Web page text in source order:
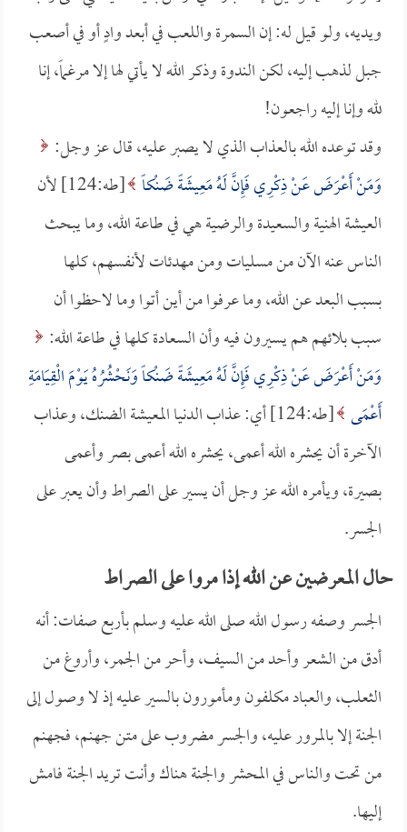
ويديه، ولو قيل له: إن السمرة واللعب في أبعد وادٍ أو في أصعب
جبل لذهب إليه، لكن الندوة وذكر الله لا يأتي لها إلا مرغماً، إنا
لله وإنا إليه راجعون!
وقد توعده الله بالعذاب الذي لا يصبر عليه، قال عز وجل:
وَمَنْ أَعْرَضَ عَنْ ذِكْرِي فَإِنَّ لَهُ مَعِيشَةً ضَنْكاً
[طه:124] لأن
العيشة الهنية والسعيدة والرضية هي في طاعة الله، وما يبحث
الناس عنه الآن من مسليات ومن مهدئات لأنفسهم، كلها
بسبب البعد عن الله، وما عرفوا من أين أتوا وما لاحظوا أن
سبب بلائهم هم يسيرون فيه وأن السعادة كلها في طاعة الله:
وَمَنْ أَعْرَضَ عَنْ ذِكْرِي فَإِنَّ لَهُ مَعِيشَةً ضَنْكاً وَنَحْشُرُهُ يَوْمَ الْقِيَامَةِ
أَعْمَى
[طه:124] أي: عذاب الدنيا المعيشة الضنك، وعذاب
الآخرة أن يحشره الله أعمى، يحشره الله أعمى بصر وأعمى
بصيرة، ويأمره الله عز وجل أن يسير على الصراط وأن يعبر على
الجسر.
حال المعرضين عن الله إذا مروا على الصراط
الجسر وصفه رسول الله صلى الله عليه وسلم بأربع صفات: أنه
أدق من الشعر وأحد من السيف، وأحر من الجمر، وأروغ من
الثعلب، والعباد مكلفون ومأمورون بالسير عليه إذ لا وصول إلى
الجنة إلا بالمرور عليه، والجسر مضروب على متن جهنم، فجهنم
من تحت والناس في المحشر والجنة هناك وأنت تريد الجنة فامش
إليها.